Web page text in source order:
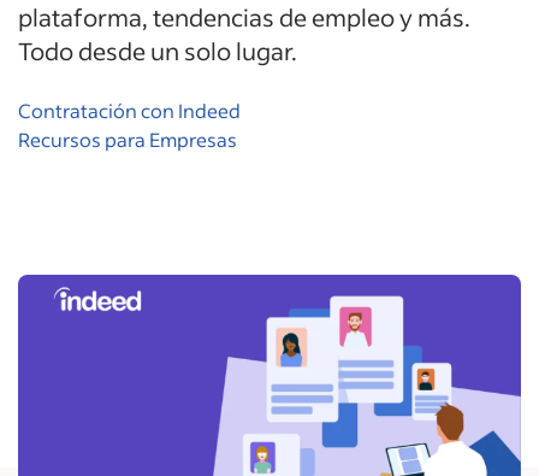
plataforma, tendencias de empleo y más.
Todo desde un solo lugar.
Contratación con Indeed
Recursos para Empresas